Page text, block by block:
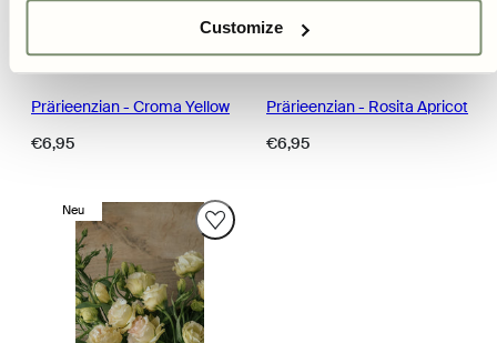
Customize
Prärieenzian - Croma Yellow
Regulärer
€6,95
Prärieenzian - Rosita Apricot
Regulärer
€6,95
Neu